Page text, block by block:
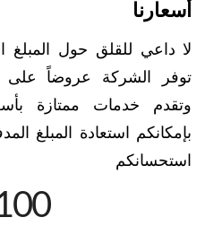
أسعارنا
لا داعي للقلق حول
توفر الشركة عروضاً على
وتقدم خدمات ممتازة
بإمكانكم استعادة المبلغ
استحسانكم